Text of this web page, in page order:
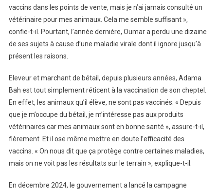
vaccins dans les points de vente, mais je n’ai jamais consulté un
vétérinaire pour mes animaux. Cela me semble suffisant »,
confie-t-il. Pourtant, l’année dernière, Oumar a perdu une dizaine
de ses sujets à cause d’une maladie virale dont il ignore jusqu’à
présent les raisons.
Eleveur et marchant de bétail, depuis plusieurs années, Adama
Bah est tout simplement réticent à la vaccination de son cheptel.
En effet, les animaux qu’il élève, ne sont pas vaccinés. « Depuis
que je m’occupe du bétail, je m’intéresse pas aux produits
vétérinaires car mes animaux sont en bonne santé », assure-t-il,
fièrement. Et il ose même mettre en doute l’efficacité des
vaccins. « On nous dit que ça protège contre certaines maladies,
mais on ne voit pas les résultats sur le terrain », explique-t-il.
En décembre 2024, le gouvernement a lancé la campagne